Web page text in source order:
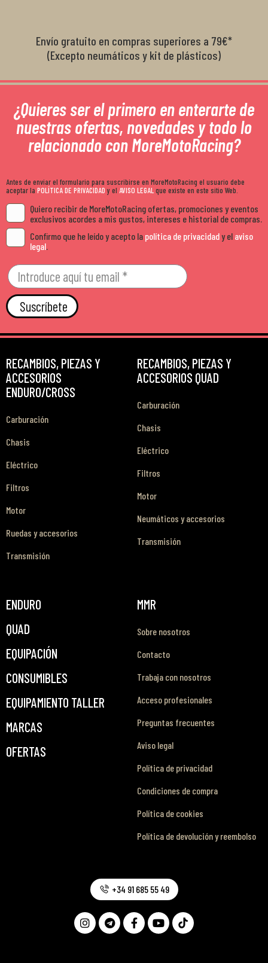
Envío gratuito en compras superiores a 79€*
(Excepto neumáticos y kit de plásticos)
¿Quieres ser el primero en enterarte de
nuestras ofertas, novedades y todo lo
relacionado con MoreMotoRacing?
Antes de enviar el formulario para suscribirse en MoreMotoRacing el usuario debe
aceptar la POLÍTICA DE PRIVACIDADy el AVISO LEGALque existe en este sitio Web.
Quiero recibir de MoreMotoRacing ofertas, promociones y eventos
exclusivos acordes a mis gustos, intereses e historial de compras.
Confirmo que he leído y acepto la política de privacidady el aviso
legal.
Suscríbete
RECAMBIOS, PIEZAS Y
ACCESORIOS
ENDURO/CROSS
Carburación
Chasis
Eléctrico
Filtros
Motor
Ruedas y accesorios
Transmisión
RECAMBIOS, PIEZAS Y
ACCESORIOS QUAD
Carburación
Chasis
Eléctrico
Filtros
Motor
Neumáticos y accesorios
Transmisión
ENDURO
QUAD
EQUIPACIÓN
CONSUMIBLES
EQUIPAMIENTO TALLER
MARCAS
OFERTAS
MMR
Sobre nosotros
Contacto
Trabaja con nosotros
Acceso profesionales
Preguntas frecuentes
Aviso legal
Política de privacidad
Condiciones de compra
Política de cookies
Política de devolución y reembolso
+34 91 685 55 49